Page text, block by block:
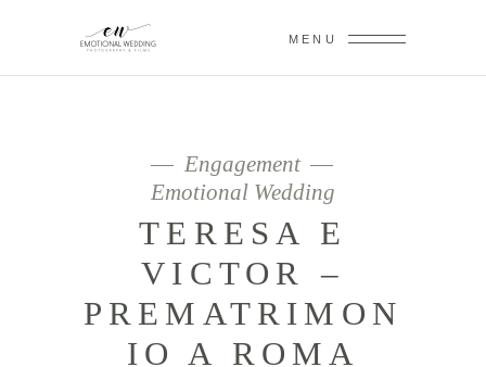
MENU
Engagement
Emotional Wedding
TERESA E
VICTOR –
PREMATRIMON
IO A ROMA